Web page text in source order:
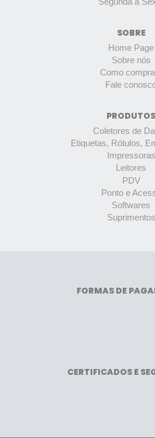
SOBRE
Home Page
Sobre nós
Como
Fale
PRODUTOS
Coletores de
Etiquetas, Rótulos,
Impressoras
Leitores
PDV
Ponto e
Softwares
Suprimentos
FORMAS DE
CERTIFICADOS E